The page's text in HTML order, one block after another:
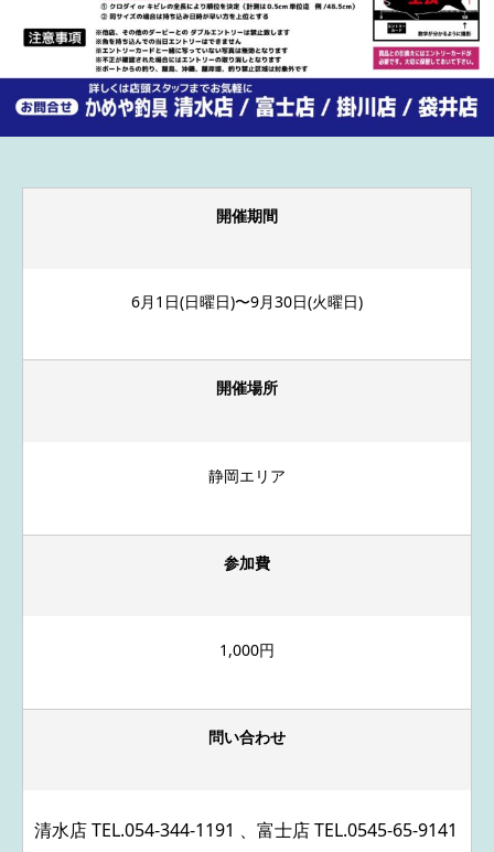
開催期間
6月1日(日曜日)〜9月30日(火曜日)
開催場所
静岡エリア
参加費
1,000円
問い合わせ
清水店 TEL.054-344-1191 、富士店 TEL.0545-65-9141